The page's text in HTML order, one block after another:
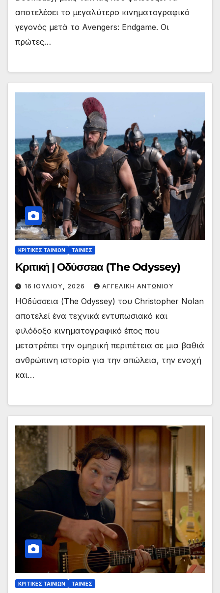
αποτελέσει το μεγαλύτερο κινηματογραφικό
γεγονός μετά το Avengers: Endgame. Οι
πρώτες…
ΚΡΙΤΙΚΕΣ ΤΑΙΝΙΩΝ ΤΑΙΝΙΕΣ
Κριτική | Οδύσσεια (The Odyssey)
16 ΙΟΥΛΊΟΥ, 2026 ΑΓΓΕΛΙΚΉ ΑΝΤΩΝΊΟΥ
HΟδύσσεια (Τhe Odyssey) του Christopher Nolan
αποτελεί ένα τεχνικά εντυπωσιακό και
φιλόδοξο κινηματογραφικό έπος που
μετατρέπει την ομηρική περιπέτεια σε μια βαθιά
ανθρώπινη ιστορία για την απώλεια, την ενοχή
και…
ΚΡΙΤΙΚΕΣ ΤΑΙΝΙΩΝ ΤΑΙΝΙΕΣ